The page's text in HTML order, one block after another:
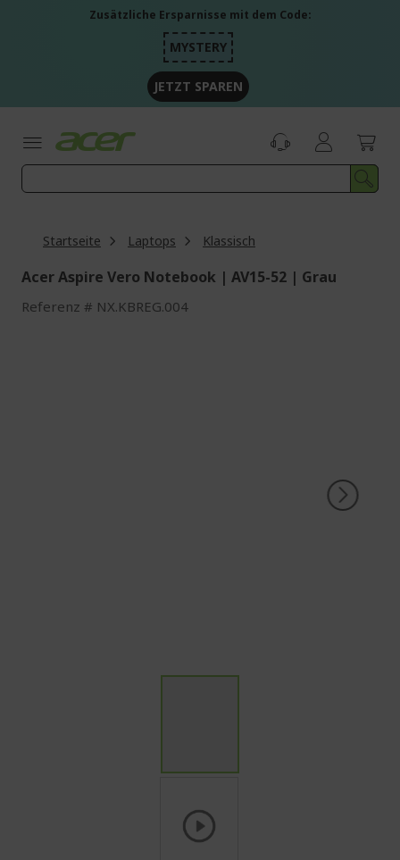
Zusätzliche Ersparnisse mit dem Code:
MYSTERY
JETZT SPAREN
Startseite Laptops Klassisch
Acer Aspire Vero Notebook | AV15-52 | Grau
Referenz NX.KBREG.004